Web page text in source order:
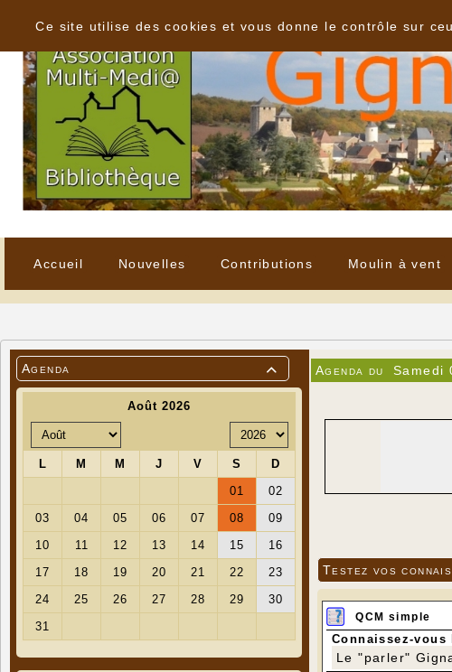
Accueil Nouvelles Contributions Moulin à vent

Agenda Agenda du Samedi
Testez vos
QCM simple
Connaissez-
Le "parler"
Ce site utilise des cookies et vous donne le contrôle sur